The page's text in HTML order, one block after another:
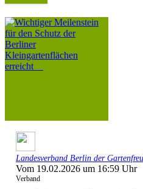
Landesverband Berlin der
Vom 19.02.2026 um 16:59 Uhr
Verband